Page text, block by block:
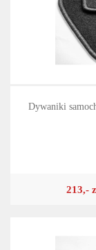
Dywaniki
213,-